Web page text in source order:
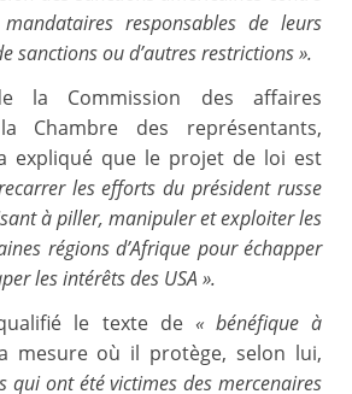
responsables de leurs
sanctions ou d’autres restrictions ».
la Commission des affaires
Chambre des représentants,
expliqué que le projet de loi est
les efforts du président russe
à piller, manipuler et exploiter les
régions d’Afrique pour échapper
les intérêts des USA ».
le texte de « bénéfique à
mesure où il protège, selon lui,
qui ont été victimes des mercenaires